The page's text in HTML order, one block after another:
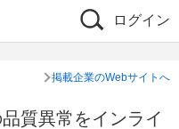
ログイン
掲載企業のWebサイトへ
質異常をインライ